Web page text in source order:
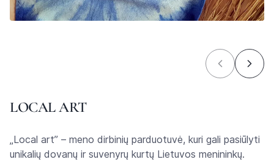
LOCAL ART
„Local art” – meno dirbinių parduotuvė, kuri gali pasiūlyti
unikalių dovanų ir suvenyrų kurtų Lietuvos menininkų.